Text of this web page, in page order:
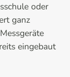
oder
ganz
eingebaut